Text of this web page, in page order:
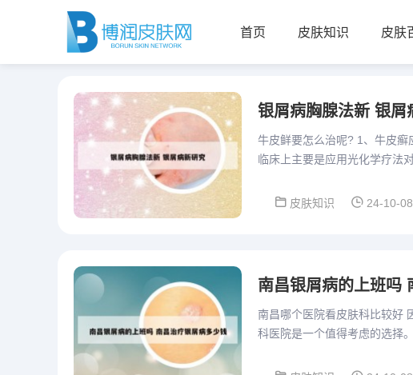
首页 皮肤知识 皮肤
银屑病胸腺法新 银屑
牛皮鲜要怎么治呢? 1、牛皮
临床上主要是应用光化学疗法
皮肤知识
24-10-08
南昌银屑病的上班吗
南昌哪个医院看皮肤科比较好
科医院是一个值得考虑的选择